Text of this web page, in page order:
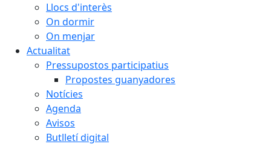
Llocs d'interès
On dormir
On menjar
Actualitat
Pressupostos participatius
Propostes guanyadores
Notícies
Agenda
Avisos
Butlletí digital